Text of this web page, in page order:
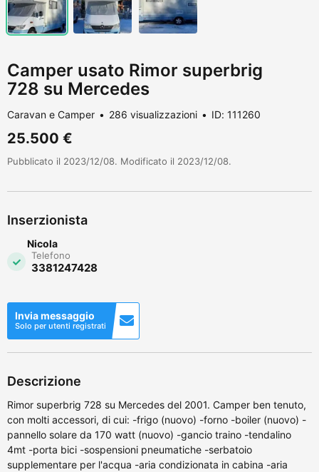
Camper usato Rimor superbrig
728 su Mercedes
Caravan e Camper 286 visualizzazioni ID: 111260
25.500 €
Pubblicato il 2023/12/08. Modificato il 2023/12/08.
Inserzionista
Nicola
Telefono
3381247428
Invia messaggio
Solo per utenti registrati
Descrizione
Rimor superbrig 728 su Mercedes del 2001. Camper ben tenuto,
con molti accessori, di cui: -frigo (nuovo) -forno -boiler (nuovo) -
pannello solare da 170 watt (nuovo) -gancio traino -tendalino
4mt -porta bici -sospensioni pneumatiche -serbatoio
supplementare per l'acqua -aria condizionata in cabina -aria